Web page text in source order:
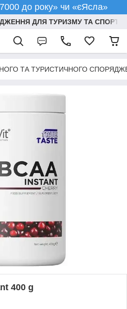
до року» чи «єЯсла»
ДЛЯ ТУРИЗМУ ТА СПОРТУ
ТА ТУРИСТИЧНОГО
400 g